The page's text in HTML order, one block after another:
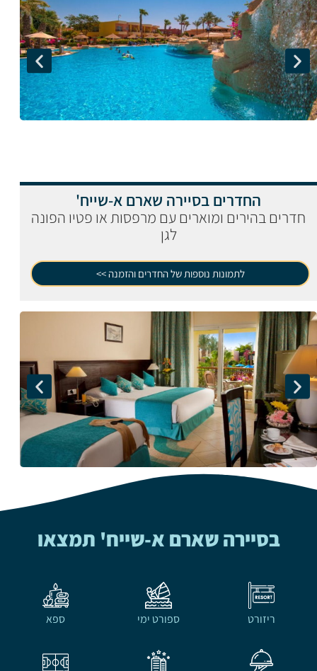
החדרים בסיירה שארם א-שייח'
חדרים בהירים ומוארים עם מרפסות או פטיו הפונה
לגן
לתמונות נוספות של החדרים והזמנה >>
בסיירה שארם א-שייח' תמצאו
ריזורט ספורט ימי ספא